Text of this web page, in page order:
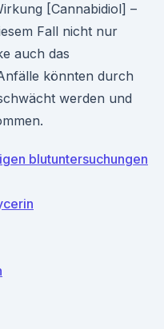
[Cannabidiol] –
Fall nicht nur
auch das
könnten durch
werden und
blutuntersuchungen